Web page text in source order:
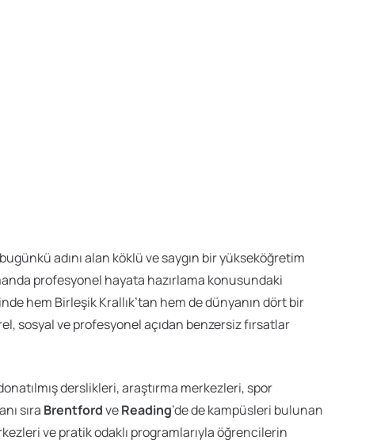
adını alan köklü ve saygın bir yükseköğretim
profesyonel hayata hazırlama konusundaki
hem Birleşik Krallık’tan hem de dünyanın dört bir
sosyal ve profesyonel açıdan benzersiz fırsatlar
derslikleri, araştırma merkezleri, spor
sıra BrentfordveReading’de de kampüsleri bulunan
ve pratik odaklı programlarıyla öğrencilerin